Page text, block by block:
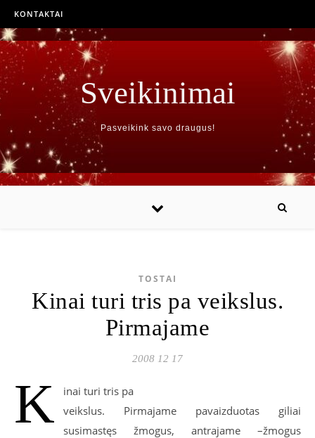
KONTAKTAI
Sveikinimai
Pasveikink savo draugus!
TOSTAI
Kinai turi tris pa veikslus.
Pirmajame
2008 12 17
K
inai turi tris pa
veikslus. Pirmajame pavaizduotas giliai
susimastęs žmogus, antrajame –žmogus